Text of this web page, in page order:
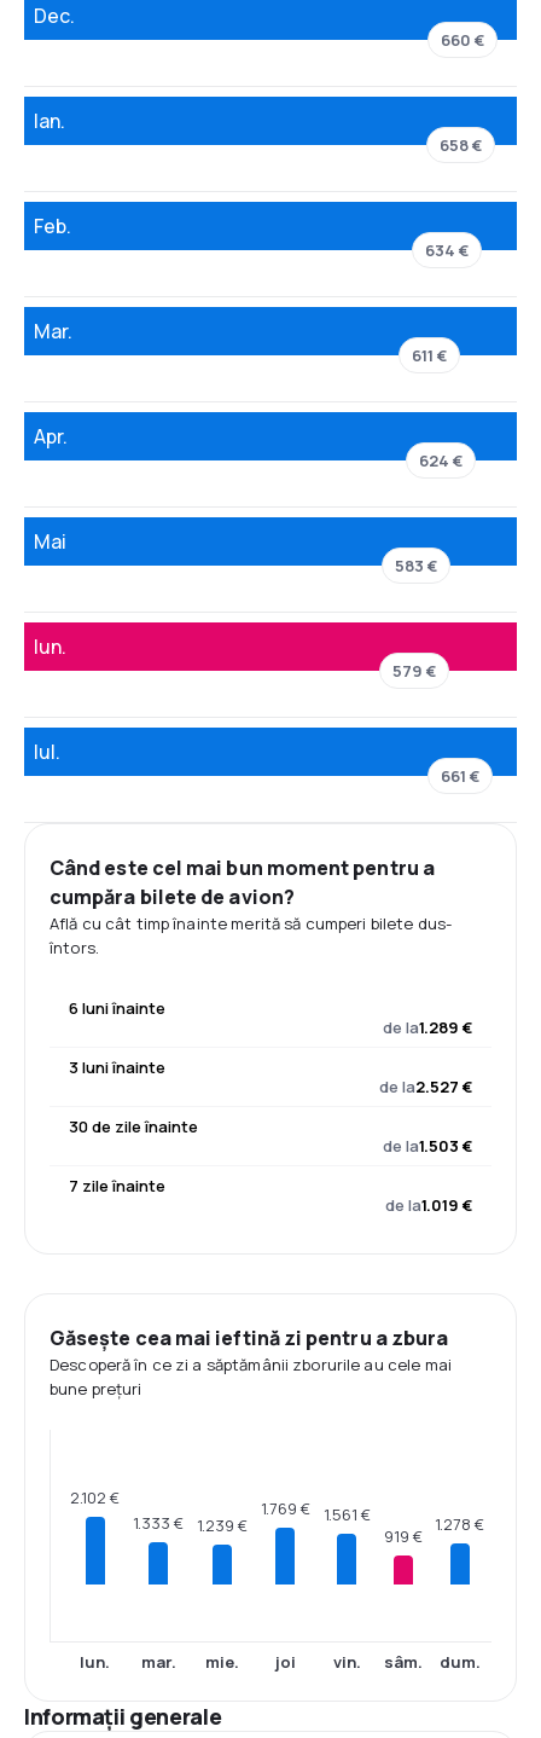
Dec.
660 €
Ian.
658 €
Feb.
634 €
Mar.
611 €
Apr.
624 €
Mai
583 €
Iun.
579 €
Iul.
661 €
Când este cel mai bun moment pentru a
cumpăra bilete de avion?
Află cu cât timp înainte merită să cumperi bilete dus-
întors.
6 luni înainte
de la1.289 €
3 luni înainte
de la2.527 €
30 de zile înainte
de la1.503 €
7 zile înainte
de la1.019 €
Găsește cea mai ieftină zi pentru a zbura
Descoperă în ce zi a săptămânii zborurile au cele mai
bune prețuri
2.102 €
lun.
1.333 €
mar.
1.239 €
mie.
1.769 €
joi
1.561 €
vin.
919 €
sâm.
1.278 €
dum.
Informații generale